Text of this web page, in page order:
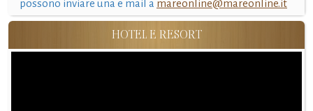
possono inviare una e mail a mareonline@mareonline.it
HOTEL E RESORT